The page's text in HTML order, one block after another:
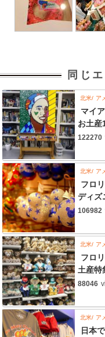
同じ
北米 ア
マイ
お土産
122270
北米 ア
フロ
ディズ
106982
北米 ア
フロ
土産特
88046
北米 ア
日本